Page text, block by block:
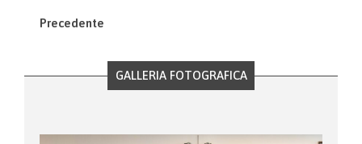
Precedente
GALLERIA FOTOGRAFICA